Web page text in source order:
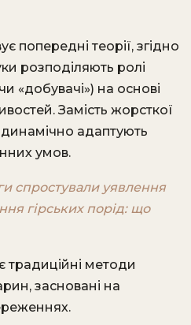
попередні теорії, згідно
розподіляють ролі
«добувачі») на основі
Замість жорсткої
динамічно адаптують
умов.
спростували уявлення
гірських порід: що
традиційні методи
засновані на